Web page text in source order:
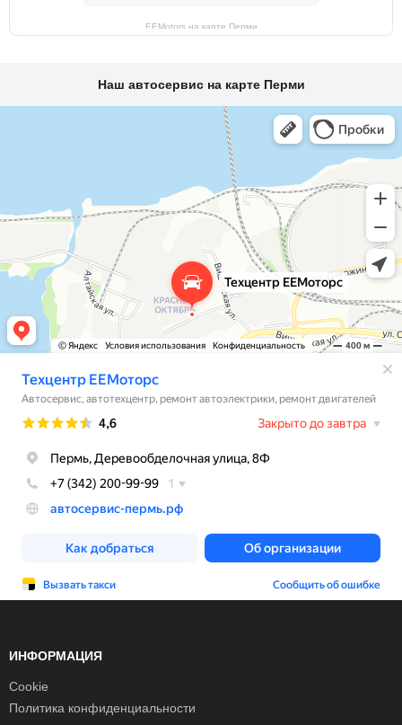
EEMotors на карте Перми
Наш автосервис на карте Перми
ИНФОРМАЦИЯ
Cookie
Политика конфиденциальности